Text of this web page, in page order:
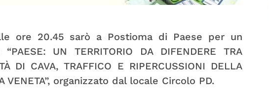
ore 20.45 sarò a Postioma di Paese per un
UN TERRITORIO DA DIFENDERE TRA
DI CAVA, TRAFFICO E RIPERCUSSIONI DELLA
VENETA”, organizzato dal locale Circolo PD.